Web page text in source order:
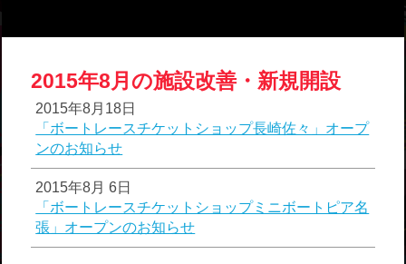
2015年8月の施設改善・新規開設
2015年8月18日
「ボートレースチケットショップ長崎佐々」オープ
ンのお知らせ
2015年8月 6日
「ボートレースチケットショップミニボートピア名
張」オープンのお知らせ